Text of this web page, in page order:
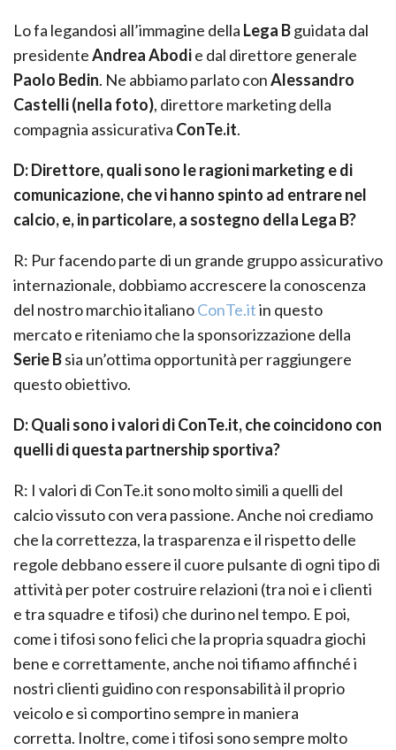
Lo fa legandosi all’immagine della Lega Bguidata dal
presidenteAndrea Abodie dal direttore generale
Paolo Bedin. Ne abbiamo parlato conAlessandro
Castelli (nella foto), direttore marketing della
compagnia assicurativa ConTe.it.
D: Direttore, quali sono le ragioni marketing e di
comunicazione, che vi hanno spinto ad entrare nel
calcio, e, in particolare, a sostegno della Lega B?
R: Pur facendo parte di un grande gruppo assicurativo
internazionale, dobbiamo accrescere la conoscenza
del nostro marchio italianoConTe.itin questo
mercato e riteniamo che la sponsorizzazione della
Serie Bsia un’ottima opportunità per raggiungere
questo obiettivo.
D: Quali sono i valori di ConTe.it, che coincidono con
quelli di questa partnership sportiva?
R: I valori di ConTe.it sono molto simili a quelli del
calcio vissuto con vera passione. Anche noi crediamo
che la correttezza, la trasparenza e il rispetto delle
regole debbano essere il cuore pulsante di ogni tipo di
attività per poter costruire relazioni (tra noi e i clienti
e tra squadre e tifosi) che durino nel tempo. E poi,
come i tifosi sono felici che la propria squadra giochi
bene e correttamente, anche noi tifiamo affinché i
nostri clienti guidino con responsabilità il proprio
veicolo e si comportino sempre in maniera
corretta. Inoltre, come i tifosi sono sempre molto